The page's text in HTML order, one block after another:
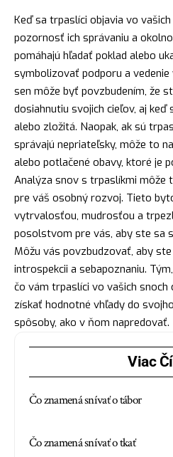
Keď sa trpaslíci objavia vo
pozornosť ich správaniu a
pomáhajú hľadať poklad alebo
symbolizovať podporu a
sen môže byť povzbudením, že
dosiahnutiu svojich cieľov, aj keď
alebo zložitá. Naopak, ak sú
správajú nepriateľsky, môže to
alebo potlačené obavy, ktoré je
Analýza snov s trpaslíkmi môže
pre váš osobný rozvoj. Tieto
vytrvalosťou, mudrosťou a
posolstvom pre vás, aby ste sa
Môžu vás povzbudzovať, aby
introspekcii a sebapoznaniu.
čo vám trpaslíci vo vašich snoch
získať hodnotné vhľady do
spôsoby, ako v ňom napredovať.
Viac
Čo znamená snívať o tábor
Čo znamená snívať o tkať